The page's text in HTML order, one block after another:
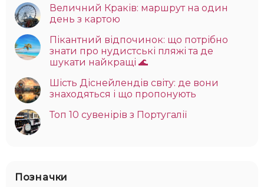
Величний Краків: маршрут на один
день з картою
Пікантний відпочинок: що потрібно
знати про нудистські пляжі та де
шукати найкращі 🌊
Шість Діснейлендів світу: де вони
знаходяться і що пропонують
Топ 10 сувенірів з Португалії
Позначки